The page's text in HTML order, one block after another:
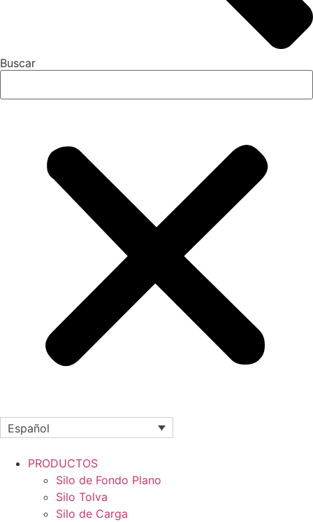
Buscar
Español
PRODUCTOS
Silo de Fondo Plano
Silo Tolva
Silo de Carga